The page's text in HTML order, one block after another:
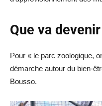
Que va
Pour « le parc zoologique,
démarche autour du bien-
Bousso.